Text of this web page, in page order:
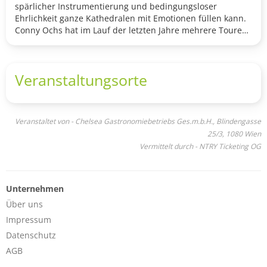
spärlicher Instrumentierung und bedingungsloser
Ehrlichkeit ganze Kathedralen mit Emotionen füllen kann.
Conny Ochs hat im Lauf der letzten Jahre mehrere Touren
The Machine gestaltet.
Veranstaltungsorte
Veranstaltet von - Chelsea Gastronomiebetriebs Ges.m.b.H., Blindengasse
25/3, 1080 Wien
Vermittelt durch - NTRY Ticketing OG
Unternehmen
Über uns
Impressum
Datenschutz
AGB